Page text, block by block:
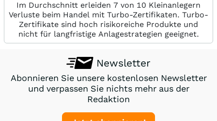
Im Durchschnitt erleiden 7 von 10 Kleinanlegern
Verluste beim Handel mit Turbo-Zertifikaten. Turbo-
Zertifikate sind hoch risikoreiche Produkte und
nicht für langfristige Anlagestrategien geeignet.
Newsletter
Abonnieren Sie unsere kostenlosen Newsletter
und verpassen Sie nichts mehr aus der
Redaktion